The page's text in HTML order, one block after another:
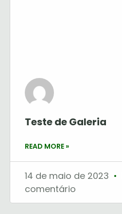
Teste de Galeria
READ MORE »
14 de maio de 2023
comentário